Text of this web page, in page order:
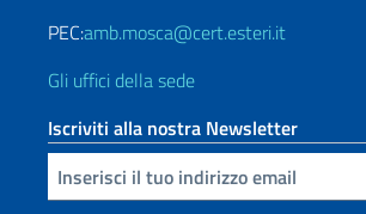
PEC:amb.mosca@cert.esteri.it
Gli uffici della sede
Iscriviti alla nostra Newsletter
Inserisci la tua email